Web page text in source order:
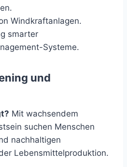
Windkraftanlagen.
smarter
Systeme.
und
Mit wachsendem
suchen Menschen
nachhaltigen
Lebensmittelproduktion.